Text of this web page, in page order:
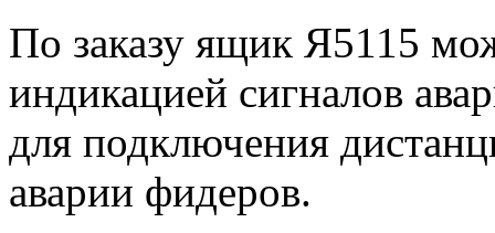
По заказу ящик Я5115
индикацией сигналов
для подключения
аварии фидеров.